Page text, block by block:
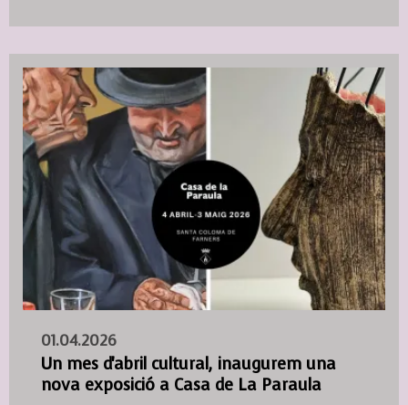
01.04.2026
Un mes d'abril cultural, inaugurem una
nova exposició a Casa de La Paraula